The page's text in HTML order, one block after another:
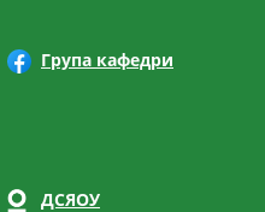
Група кафедри
ДСЯОУ